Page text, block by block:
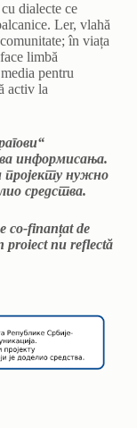
dialecte ce
Ler, vlahă
în viața
limbă
pentru
activ la
информисања.
нужно
средства.
co-finanțat de
proiect nu reflectă